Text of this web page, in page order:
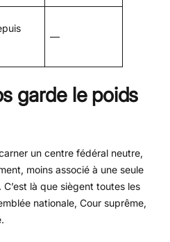
—
garde le poids
un centre fédéral neutre,
moins associé à une seule
là que siègent toutes les
nationale, Cour suprême,